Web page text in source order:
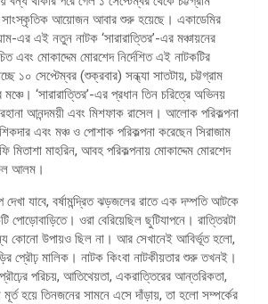
সাংস্কৃতিক আয়োজন আবার শুরু হয়েছে। একাডেমির
এর এই নতুন নাটক ‘সারারাত্তির’-এর মঞ্চায়নের
এবং মোকাদ্দেম মোরশেদ নির্দেশিত এই নাটকটির
১০ সেপ্টেম্বর (শুক্রবার) সন্ধ্যা সাতটায়, চট্টগ্রাম
মঞ্চে। ‘সারারাত্তির’-এর প্রধান তিন চরিত্রে অভিনয়
আনন্দময়ী এবং মিশফাক রাসেল। আলোক পরিকল্পনা
এবং মঞ্চ ও পোশাক পরিকল্পনা করেছেন সিরাজাম
মিতাশা মাহরিন, আবহ পরিকল্পনায় মোকাদ্দেম মোরশেদ
আলম।
দেখা যাবে, বর্ষামন্দ্রিত ঝড়জলের রাতে এক দম্পতি আটকে
পোড়োবাড়িতে। ওরা বেরিয়েছিল ছুটিযাপনে। রাত্তিরটা
কোনো উপায়ও ছিল না। আর সেখানেই আবির্ভূত হলো,
প্রৌঢ় মালিক। নাটক কিংবা নাটকীয়তার শুরু তখনই।
পরিচয়, আতিথেয়তা, একরাত্তিরের আন্তরিকতা,
হয়ে তিনজনের সামনে এসে দাঁড়ায়, তা হলো সম্পর্কের